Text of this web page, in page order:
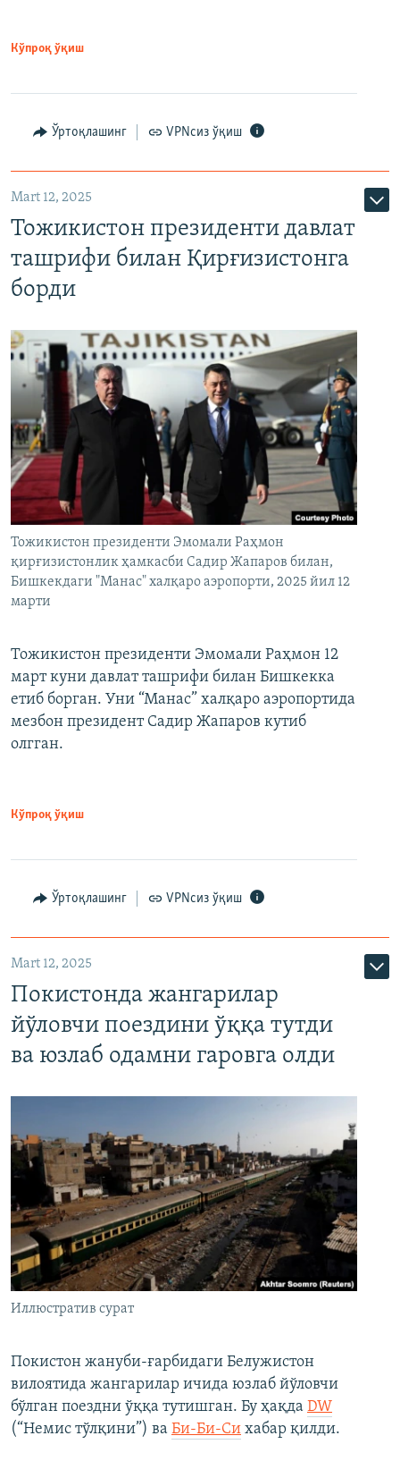
Кўпроқ ўқиш
Ўртоқлашинг VPNсиз ўқиш
Mart 12, 2025
Тожикистон президенти давлат
ташрифи билан Қирғизистонга
борди
Тожикистон президенти Эмомали Раҳмон
қирғизистонлик ҳамкасби Садир Жапаров билан,
Бишкекдаги "Манас" халқаро аэропорти, 2025 йил 12
марти
Тожикистон президенти Эмомали Раҳмон 12
март куни давлат ташрифи билан Бишкекка
етиб борган. Уни “Манас” халқаро аэропортида
мезбон президент Садир Жапаров кутиб
олгган.
Кўпроқ ўқиш
Ўртоқлашинг VPNсиз ўқиш
Mart 12, 2025
Покистонда жангарилар
йўловчи поездини ўққа тутди
ва юзлаб одамни гаровга олди
Иллюстратив сурат
Покистон жануби-ғарбидаги Белужистон
вилоятида жангарилар ичида юзлаб йўловчи
бўлган поездни ўққа тутишган. Бу ҳақда DW
(“Немис тўлқини”) ва Би-Би-Си хабар қилди.